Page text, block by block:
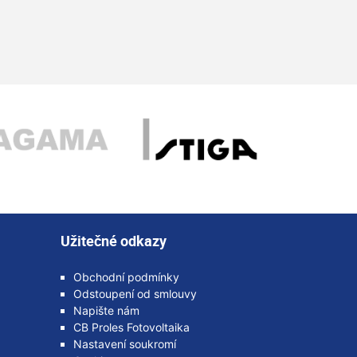
Užitečné odkazy
Obchodní podmínky
Odstoupení od smlouvy
Napište nám
CB Proles Fotovoltaika
Nastavení soukromí